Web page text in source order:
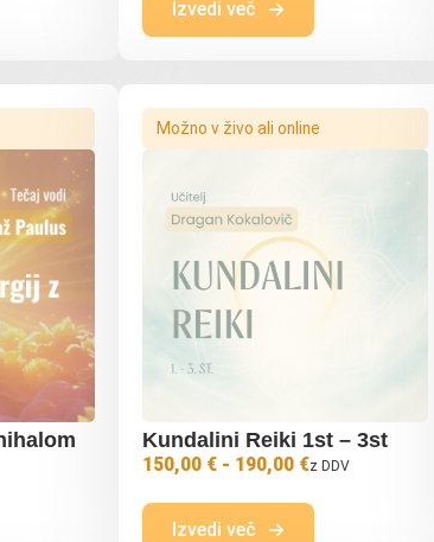
Izvedi več
Možno v živo ali online
Kundalini Reiki 1st – 3st
150,00 € - 190,00 €z DDV
Izvedi več